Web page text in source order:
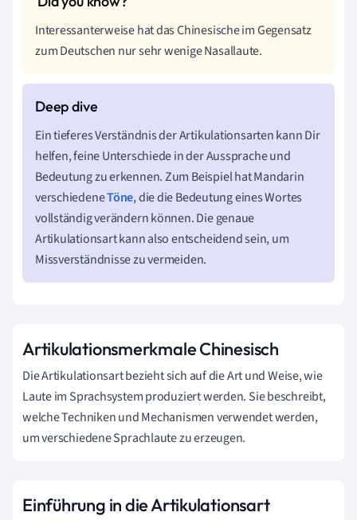
Interessanterweise hat das Chinesische im Gegensatz
zum Deutschen nur sehr wenige Nasallaute.
Ein tieferes Verständnis der Artikulationsarten kann Dir
helfen, feine Unterschiede in der Aussprache und
Bedeutung zu erkennen. Zum Beispiel hat Mandarin
verschiedeneTöne, die die Bedeutung eines Wortes
vollständig verändern können. Die genaue
Artikulationsart kann also entscheidend sein, um
Missverständnisse zu vermeiden.
Artikulationsmerkmale Chinesisch
Die Artikulationsart bezieht sich auf die Art und Weise, wie
Laute im Sprachsystem produziert werden. Sie beschreibt,
welche Techniken und Mechanismen verwendet werden,
um verschiedene Sprachlaute zu erzeugen.
Einführung in die Artikulationsart